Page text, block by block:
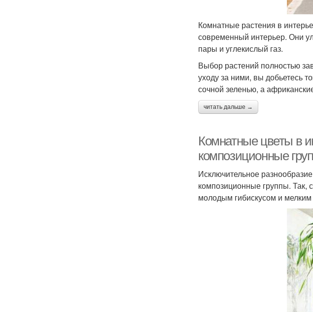
Комнатные растения в
современный интерьер. Они
пары и углекислый газ.
Выбор растений полностью
уходу за ними, вы добьетесь
сочной зеленью, а
читать дальше →
Комнатные цветы в
композиционные
Исключительное
композиционные группы. Так,
молодым гибискусом и